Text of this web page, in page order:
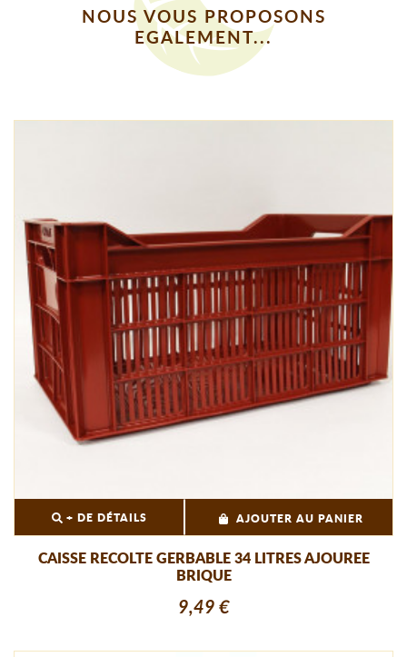
NOUS VOUS PROPOSONS
EGALEMENT...
+ DE DÉTAILS AJOUTER AU PANIER
CAISSE RECOLTE GERBABLE 34 LITRES AJOUREE
BRIQUE
9,49 €